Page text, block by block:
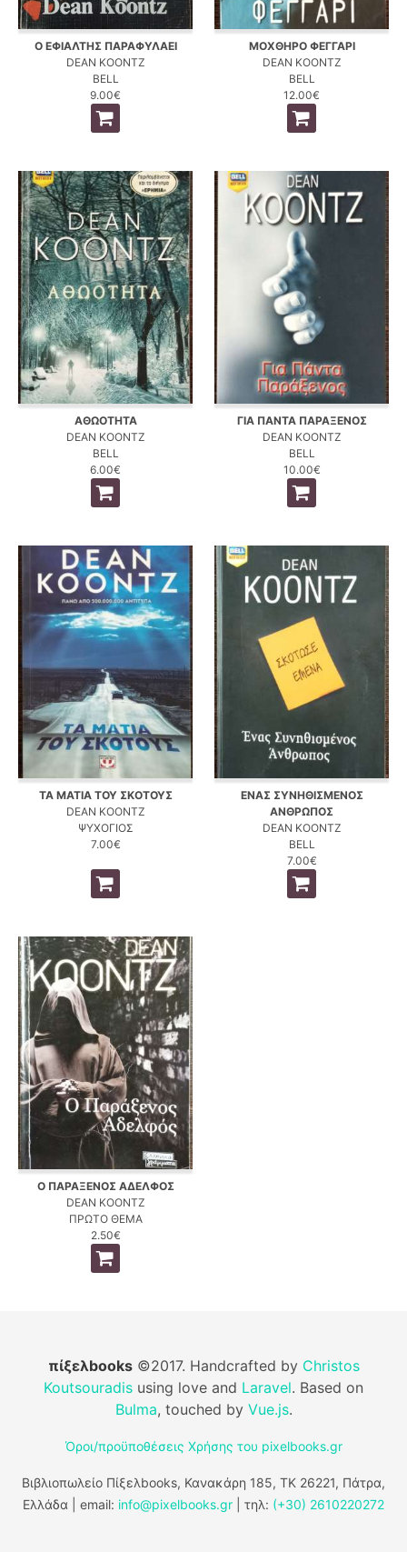
Ο ΕΦΙΑΛΤΗΣ ΠΑΡΑΦΥΛΑΕΙ
DEAN KOONTZ
BELL
9.00€
ΜΟΧΘΗΡΟ ΦΕΓΓΑΡΙ
DEAN KOONTZ
BELL
12.00€
ΑΘΩΟΤΗΤΑ
DEAN KOONTZ
BELL
6.00€
ΓΙΑ ΠΑΝΤΑ ΠΑΡΑΞΕΝΟΣ
DEAN KOONTZ
BELL
10.00€
ΤΑ ΜΑΤΙΑ ΤΟΥ ΣΚΟΤΟΥΣ
DEAN KOONTZ
ΨΥΧΟΓΙΟΣ
7.00€
ΕΝΑΣ ΣΥΝΗΘΙΣΜΕΝΟΣ
ΑΝΘΡΩΠΟΣ
DEAN KOONTZ
BELL
7.00€
Ο ΠΑΡΑΞΕΝΟΣ ΑΔΕΛΦΟΣ
DEAN KOONTZ
ΠΡΩΤΟ ΘΕΜΑ
2.50€
πίξελbooks©2017. Handcrafted by Christos
Koutsouradis using love and Laravel. Based on
Bulma, touched by Vue.js.
Όροι/προϋποθέσεις Χρήσης του pixelbooks.gr
Βιβλιοπωλείο Πίξελbooks, Κανακάρη 185, ΤΚ 26221, Πάτρα,
Ελλάδα | email: info@pixelbooks.gr | τηλ: (+30) 2610220272